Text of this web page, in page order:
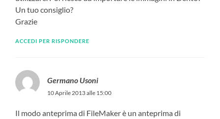
Un tuo consiglio?
Grazie
ACCEDI PER RISPONDERE
Germano Usoni
10 Aprile 2013 alle 15:00
Il modo anteprima di FileMaker è un anteprima di